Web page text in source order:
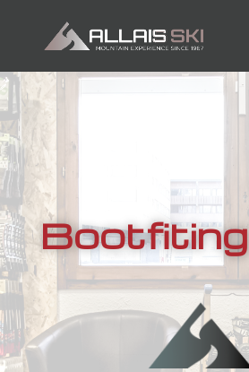
Bootfiting